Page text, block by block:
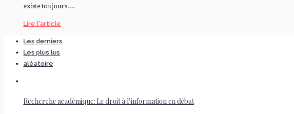
existe toujours....
Lire l'article
Les derniers
Les plus lus
aléatoire
Recherche académique: Le droit à l’information en débat